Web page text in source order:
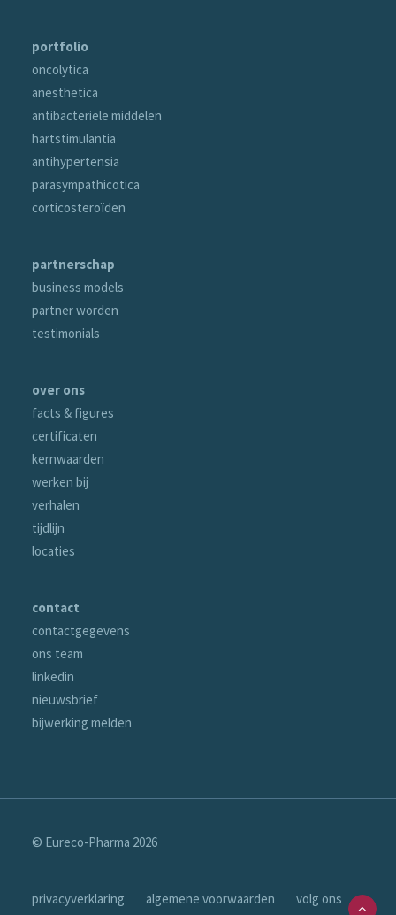
portfolio
oncolytica
anesthetica
antibacteriële middelen
hartstimulantia
antihypertensia
parasympathicotica
corticosteroïden
partnerschap
business models
partner worden
testimonials
over ons
facts & figures
certificaten
kernwaarden
werken bij
verhalen
tijdlijn
locaties
contact
contactgegevens
ons team
linkedin
nieuwsbrief
bijwerking melden
© Eureco-Pharma 2026
privacyverklaring algemene voorwaarden volg ons